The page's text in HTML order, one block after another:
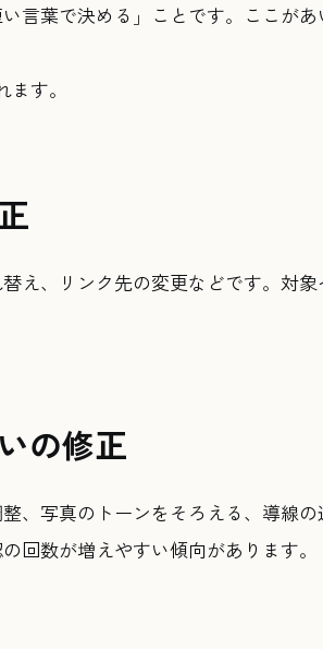
言葉で決める」ことです。ここがあ
す。
え、リンク先の変更などです。対
の修正
、写真のトーンをそろえる、導線
回数が増えやすい傾向があります。